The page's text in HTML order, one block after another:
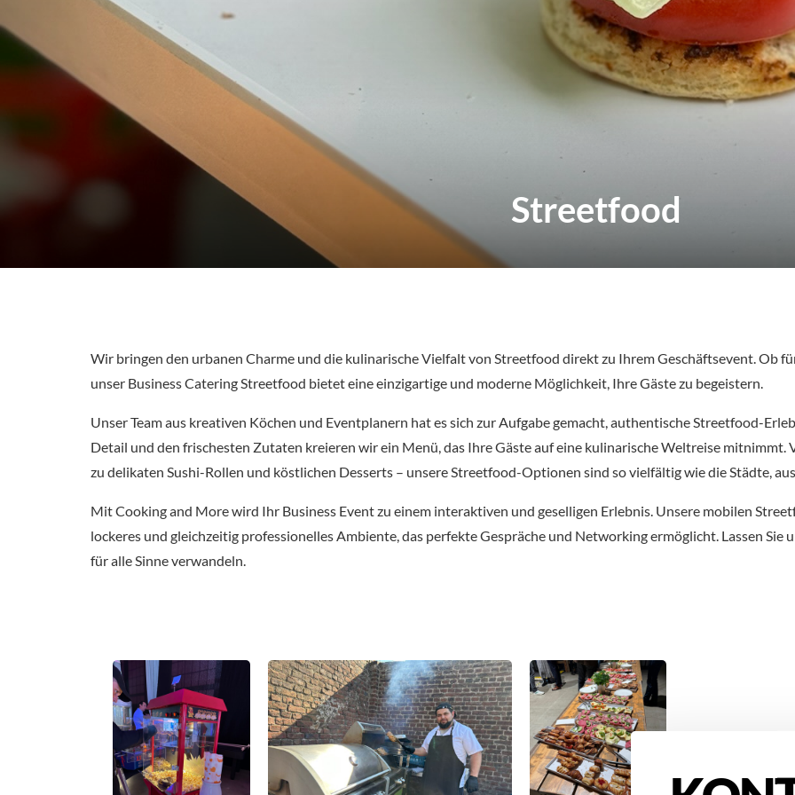
Streetfood
Wir bringen den urbanen Charme und die kulinarische Vielfalt von Streetfood direkt zu Ihrem Geschäftsevent. Ob
unser Business Catering Streetfood bietet eine einzigartige und moderne Möglichkeit, Ihre Gäste zu begeistern.
Unser Team aus kreativen Köchen und Eventplanern hat es sich zur Aufgabe gemacht, authentische Streetfood-
Detail und den frischesten Zutaten kreieren wir ein Menü, das Ihre Gäste auf eine kulinarische Weltreise mitnimmt.
zu delikaten Sushi-Rollen und köstlichen Desserts – unsere Streetfood-Optionen sind so vielfältig wie die Städte,
Mit Cooking and More wird Ihr Business Event zu einem interaktiven und geselligen Erlebnis. Unsere mobilen
lockeres und gleichzeitig professionelles Ambiente, das perfekte Gespräche und Networking ermöglicht. Lassen Sie
für alle Sinne verwandeln.